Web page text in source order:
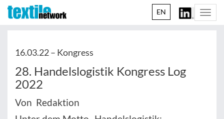
EN
16.03.22 – Kongress
28. Handelslogistik Kongress Log
2022
Von Redaktion